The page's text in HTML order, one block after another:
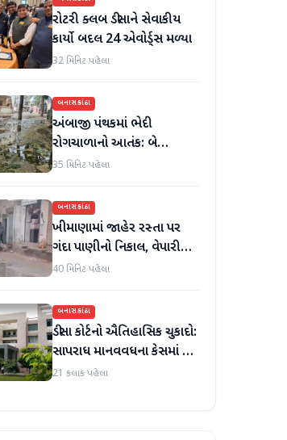
રોટરી ક્લબ ડીસાને સેવાકીય
કાર્યો બદલ 24 એવોર્ડ્સ મળ્યા
32 મિનિટ પહેલા
બનાસકાંઠા
અંબાજી પંથકમાં ભેદી
રોગચાળાનો આતંક: બે
સપ્તાહમાં સેંકડો ભૂંડોના મોત
35 મિનિટ પહેલા
બનાસકાંઠા
ખીમાણામાં જાહેર રસ્તા પર
ગંદા પાણીનો નિકાલ, વેપારીઓ
આકરા પાણીએ
40 મિનિટ પહેલા
બનાસકાંઠા
ડીસા કોર્ટનો ઐતિહાસિક ચુકાદો:
સાપરાધ માનવવધના કેસમાં ૩
આરોપીઓને ૧૦ વર્ષની કેદ
21 કલાક પહેલા